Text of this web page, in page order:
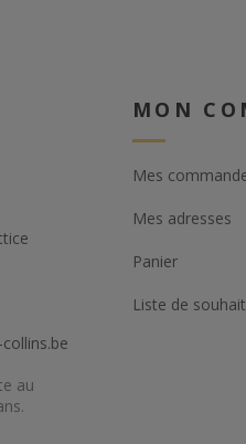
au
MON
Mes
Mes adresses
Panier
Liste de